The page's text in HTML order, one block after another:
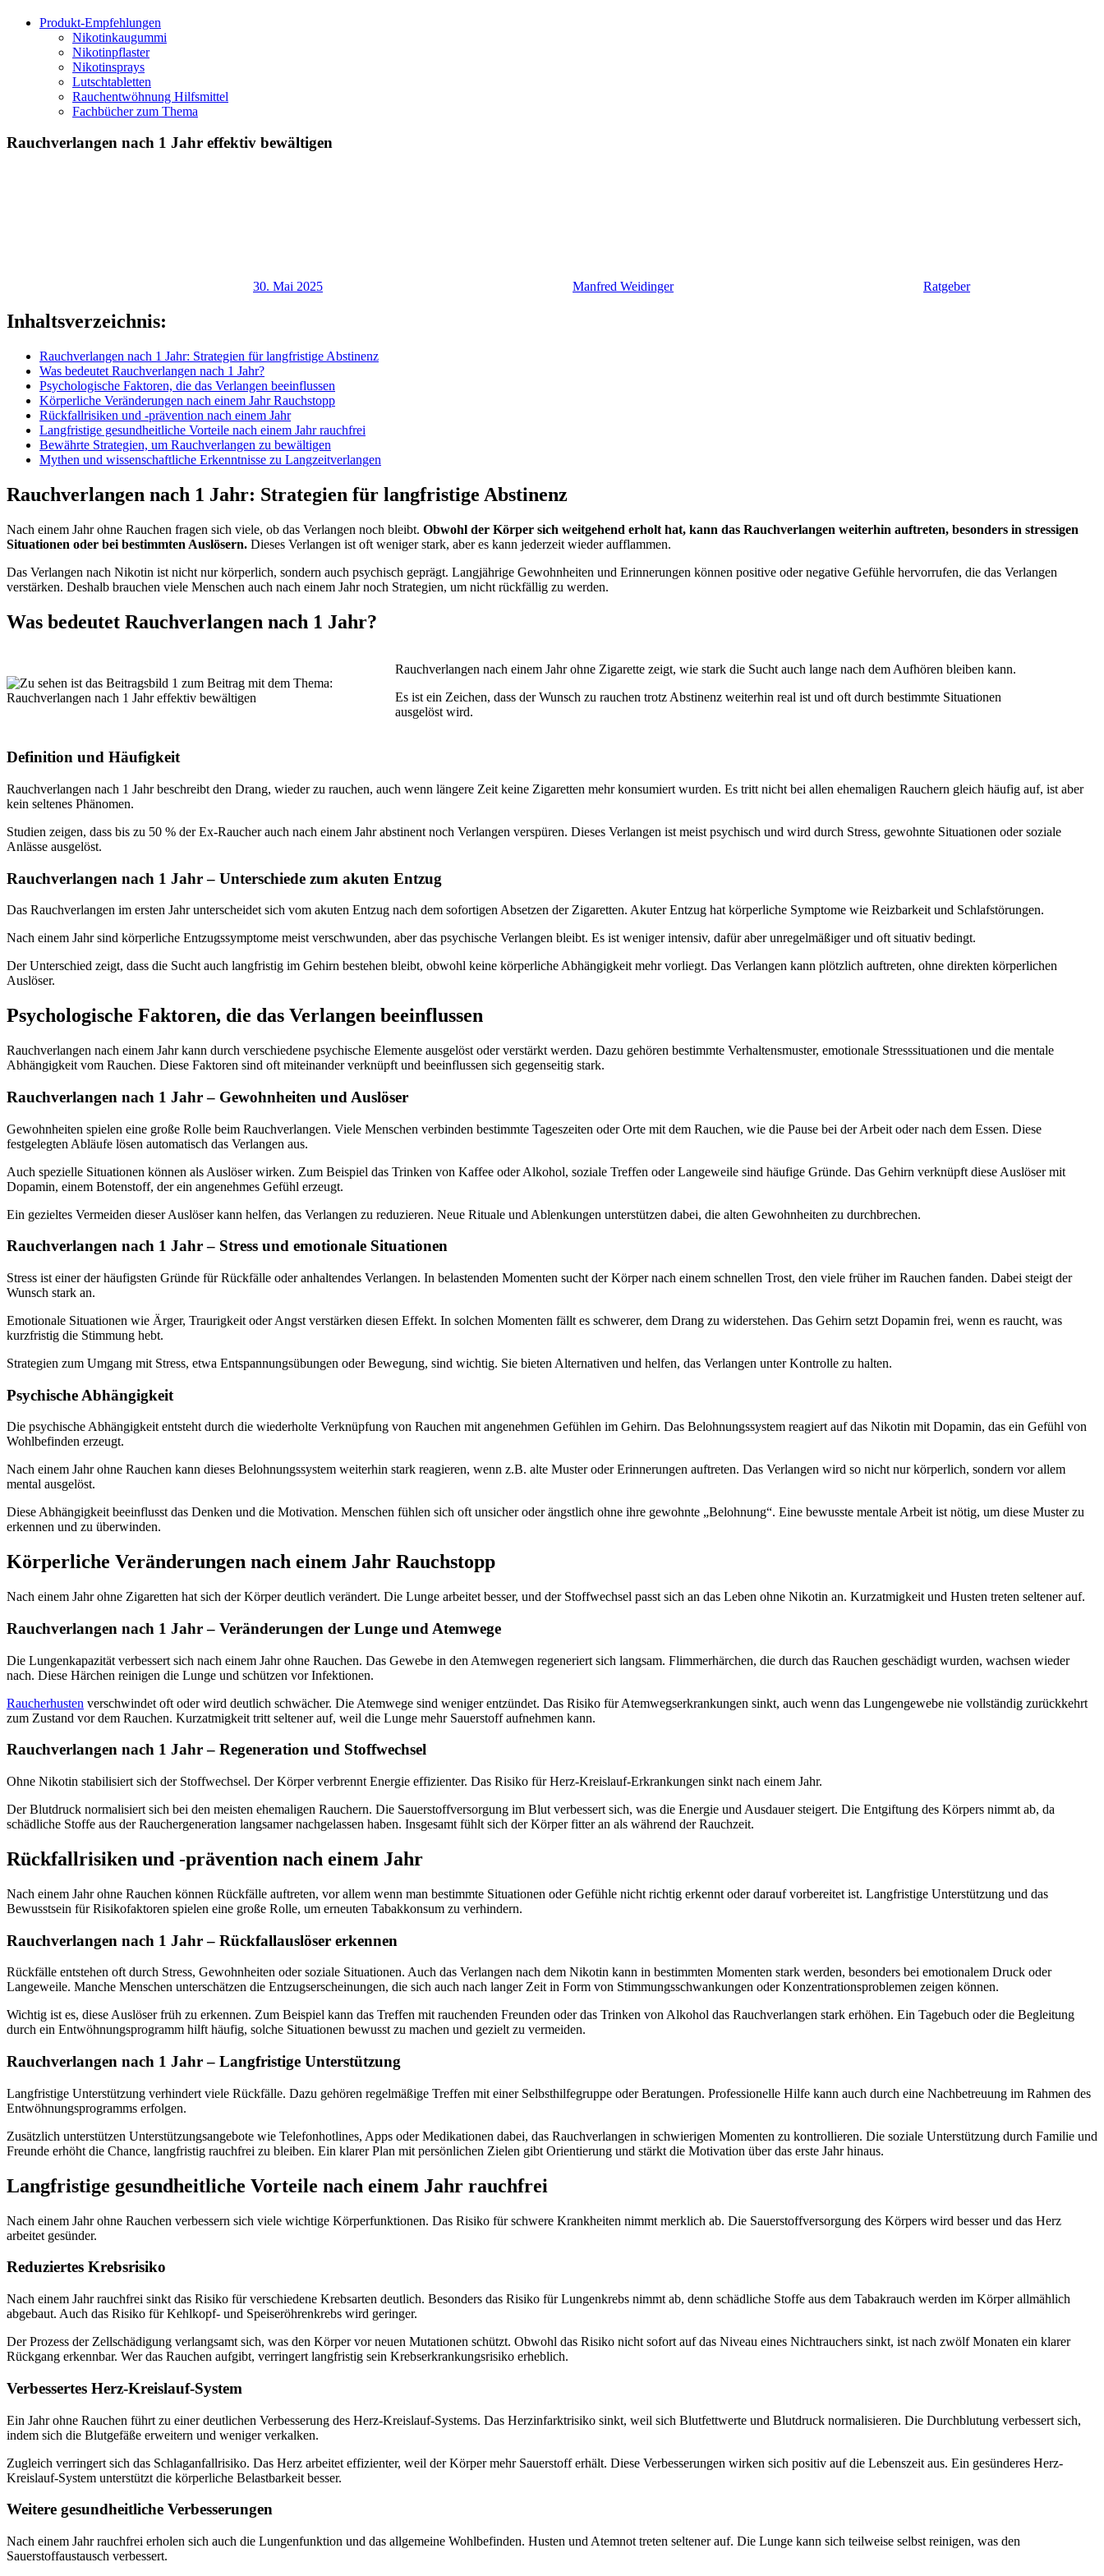
Produkt-Empfehlungen
Nikotinkaugummi
Nikotinpflaster
Nikotinsprays
Lutschtabletten
Rauchentwöhnung Hilfsmittel
Fachbücher zum Thema
Rauchverlangen nach 1 Jahr effektiv bewältigen
30. Mai 2025 Manfred Weidinger Ratgeber
Inhaltsverzeichnis:
Rauchverlangen nach 1 Jahr: Strategien für langfristige Abstinenz
Was bedeutet Rauchverlangen nach 1 Jahr?
Psychologische Faktoren, die das Verlangen beeinflussen
Körperliche Veränderungen nach einem Jahr Rauchstopp
Rückfallrisiken und -prävention nach einem Jahr
Langfristige gesundheitliche Vorteile nach einem Jahr rauchfrei
Bewährte Strategien, um Rauchverlangen zu bewältigen
Mythen und wissenschaftliche Erkenntnisse zu Langzeitverlangen
Rauchverlangen nach 1 Jahr: Strategien für langfristige Abstinenz
Nach einem Jahr ohne Rauchen fragen sich viele, ob das Verlangen noch bleibt. Obwohl der Körper sich weitgehend erholt hat, kann das Rauchverlangen weiterhin auftreten, besonders in stressigen
Situationen oder bei bestimmten Auslösern. Dieses Verlangen ist oft weniger stark, aber es kann jederzeit wieder aufflammen.
Das Verlangen nach Nikotin ist nicht nur körperlich, sondern auch psychisch geprägt. Langjährige Gewohnheiten und Erinnerungen können positive oder negative Gefühle hervorrufen, die das Verlangen
verstärken. Deshalb brauchen viele Menschen auch nach einem Jahr noch Strategien, um nicht rückfällig zu werden.
Was bedeutet Rauchverlangen nach 1 Jahr?
Rauchverlangen nach einem Jahr ohne Zigarette zeigt, wie stark die Sucht auch lange nach dem Aufhören bleiben kann.
Es ist ein Zeichen, dass der Wunsch zu rauchen trotz Abstinenz weiterhin real ist und oft durch bestimmte Situationen
ausgelöst wird.
Definition und Häufigkeit
Rauchverlangen nach 1 Jahr beschreibt den Drang, wieder zu rauchen, auch wenn längere Zeit keine Zigaretten mehr konsumiert wurden. Es tritt nicht bei allen ehemaligen Rauchern gleich häufig auf, ist aber
kein seltenes Phänomen.
Studien zeigen, dass bis zu 50 % der Ex-Raucher auch nach einem Jahr abstinent noch Verlangen verspüren. Dieses Verlangen ist meist psychisch und wird durch Stress, gewohnte Situationen oder soziale
Anlässe ausgelöst.
Rauchverlangen nach 1 Jahr – Unterschiede zum akuten Entzug
Das Rauchverlangen im ersten Jahr unterscheidet sich vom akuten Entzug nach dem sofortigen Absetzen der Zigaretten. Akuter Entzug hat körperliche Symptome wie Reizbarkeit und Schlafstörungen.
Nach einem Jahr sind körperliche Entzugssymptome meist verschwunden, aber das psychische Verlangen bleibt. Es ist weniger intensiv, dafür aber unregelmäßiger und oft situativ bedingt.
Der Unterschied zeigt, dass die Sucht auch langfristig im Gehirn bestehen bleibt, obwohl keine körperliche Abhängigkeit mehr vorliegt. Das Verlangen kann plötzlich auftreten, ohne direkten körperlichen
Auslöser.
Psychologische Faktoren, die das Verlangen beeinflussen
Rauchverlangen nach einem Jahr kann durch verschiedene psychische Elemente ausgelöst oder verstärkt werden. Dazu gehören bestimmte Verhaltensmuster, emotionale Stresssituationen und die mentale
Abhängigkeit vom Rauchen. Diese Faktoren sind oft miteinander verknüpft und beeinflussen sich gegenseitig stark.
Rauchverlangen nach 1 Jahr – Gewohnheiten und Auslöser
Gewohnheiten spielen eine große Rolle beim Rauchverlangen. Viele Menschen verbinden bestimmte Tageszeiten oder Orte mit dem Rauchen, wie die Pause bei der Arbeit oder nach dem Essen. Diese
festgelegten Abläufe lösen automatisch das Verlangen aus.
Auch spezielle Situationen können als Auslöser wirken. Zum Beispiel das Trinken von Kaffee oder Alkohol, soziale Treffen oder Langeweile sind häufige Gründe. Das Gehirn verknüpft diese Auslöser mit
Dopamin, einem Botenstoff, der ein angenehmes Gefühl erzeugt.
Ein gezieltes Vermeiden dieser Auslöser kann helfen, das Verlangen zu reduzieren. Neue Rituale und Ablenkungen unterstützen dabei, die alten Gewohnheiten zu durchbrechen.
Rauchverlangen nach 1 Jahr – Stress und emotionale Situationen
Stress ist einer der häufigsten Gründe für Rückfälle oder anhaltendes Verlangen. In belastenden Momenten sucht der Körper nach einem schnellen Trost, den viele früher im Rauchen fanden. Dabei steigt der
Wunsch stark an.
Emotionale Situationen wie Ärger, Traurigkeit oder Angst verstärken diesen Effekt. In solchen Momenten fällt es schwerer, dem Drang zu widerstehen. Das Gehirn setzt Dopamin frei, wenn es raucht, was
kurzfristig die Stimmung hebt.
Strategien zum Umgang mit Stress, etwa Entspannungsübungen oder Bewegung, sind wichtig. Sie bieten Alternativen und helfen, das Verlangen unter Kontrolle zu halten.
Psychische Abhängigkeit
Die psychische Abhängigkeit entsteht durch die wiederholte Verknüpfung von Rauchen mit angenehmen Gefühlen im Gehirn. Das Belohnungssystem reagiert auf das Nikotin mit Dopamin, das ein Gefühl von
Wohlbefinden erzeugt.
Nach einem Jahr ohne Rauchen kann dieses Belohnungssystem weiterhin stark reagieren, wenn z.B. alte Muster oder Erinnerungen auftreten. Das Verlangen wird so nicht nur körperlich, sondern vor allem
mental ausgelöst.
Diese Abhängigkeit beeinflusst das Denken und die Motivation. Menschen fühlen sich oft unsicher oder ängstlich ohne ihre gewohnte „Belohnung“. Eine bewusste mentale Arbeit ist nötig, um diese Muster zu
erkennen und zu überwinden.
Körperliche Veränderungen nach einem Jahr Rauchstopp
Nach einem Jahr ohne Zigaretten hat sich der Körper deutlich verändert. Die Lunge arbeitet besser, und der Stoffwechsel passt sich an das Leben ohne Nikotin an. Kurzatmigkeit und Husten treten seltener auf.
Rauchverlangen nach 1 Jahr – Veränderungen der Lunge und Atemwege
Die Lungenkapazität verbessert sich nach einem Jahr ohne Rauchen. Das Gewebe in den Atemwegen regeneriert sich langsam. Flimmerhärchen, die durch das Rauchen geschädigt wurden, wachsen wieder
nach. Diese Härchen reinigen die Lunge und schützen vor Infektionen.
Raucherhusten verschwindet oft oder wird deutlich schwächer. Die Atemwege sind weniger entzündet. Das Risiko für Atemwegserkrankungen sinkt, auch wenn das Lungengewebe nie vollständig zurückkehrt
zum Zustand vor dem Rauchen. Kurzatmigkeit tritt seltener auf, weil die Lunge mehr Sauerstoff aufnehmen kann.
Rauchverlangen nach 1 Jahr – Regeneration und Stoffwechsel
Ohne Nikotin stabilisiert sich der Stoffwechsel. Der Körper verbrennt Energie effizienter. Das Risiko für Herz-Kreislauf-Erkrankungen sinkt nach einem Jahr.
Der Blutdruck normalisiert sich bei den meisten ehemaligen Rauchern. Die Sauerstoffversorgung im Blut verbessert sich, was die Energie und Ausdauer steigert. Die Entgiftung des Körpers nimmt ab, da
schädliche Stoffe aus der Rauchergeneration langsamer nachgelassen haben. Insgesamt fühlt sich der Körper fitter an als während der Rauchzeit.
Rückfallrisiken und -prävention nach einem Jahr
Nach einem Jahr ohne Rauchen können Rückfälle auftreten, vor allem wenn man bestimmte Situationen oder Gefühle nicht richtig erkennt oder darauf vorbereitet ist. Langfristige Unterstützung und das
Bewusstsein für Risikofaktoren spielen eine große Rolle, um erneuten Tabakkonsum zu verhindern.
Rauchverlangen nach 1 Jahr – Rückfallauslöser erkennen
Rückfälle entstehen oft durch Stress, Gewohnheiten oder soziale Situationen. Auch das Verlangen nach dem Nikotin kann in bestimmten Momenten stark werden, besonders bei emotionalem Druck oder
Langeweile. Manche Menschen unterschätzen die Entzugserscheinungen, die sich auch nach langer Zeit in Form von Stimmungsschwankungen oder Konzentrationsproblemen zeigen können.
Wichtig ist es, diese Auslöser früh zu erkennen. Zum Beispiel kann das Treffen mit rauchenden Freunden oder das Trinken von Alkohol das Rauchverlangen stark erhöhen. Ein Tagebuch oder die Begleitung
durch ein Entwöhnungsprogramm hilft häufig, solche Situationen bewusst zu machen und gezielt zu vermeiden.
Rauchverlangen nach 1 Jahr – Langfristige Unterstützung
Langfristige Unterstützung verhindert viele Rückfälle. Dazu gehören regelmäßige Treffen mit einer Selbsthilfegruppe oder Beratungen. Professionelle Hilfe kann auch durch eine Nachbetreuung im Rahmen des
Entwöhnungsprogramms erfolgen.
Zusätzlich unterstützen Unterstützungsangebote wie Telefonhotlines, Apps oder Medikationen dabei, das Rauchverlangen in schwierigen Momenten zu kontrollieren. Die soziale Unterstützung durch Familie und
Freunde erhöht die Chance, langfristig rauchfrei zu bleiben. Ein klarer Plan mit persönlichen Zielen gibt Orientierung und stärkt die Motivation über das erste Jahr hinaus.
Langfristige gesundheitliche Vorteile nach einem Jahr rauchfrei
Nach einem Jahr ohne Rauchen verbessern sich viele wichtige Körperfunktionen. Das Risiko für schwere Krankheiten nimmt merklich ab. Die Sauerstoffversorgung des Körpers wird besser und das Herz
arbeitet gesünder.
Reduziertes Krebsrisiko
Nach einem Jahr rauchfrei sinkt das Risiko für verschiedene Krebsarten deutlich. Besonders das Risiko für Lungenkrebs nimmt ab, denn schädliche Stoffe aus dem Tabakrauch werden im Körper allmählich
abgebaut. Auch das Risiko für Kehlkopf- und Speiseröhrenkrebs wird geringer.
Der Prozess der Zellschädigung verlangsamt sich, was den Körper vor neuen Mutationen schützt. Obwohl das Risiko nicht sofort auf das Niveau eines Nichtrauchers sinkt, ist nach zwölf Monaten ein klarer
Rückgang erkennbar. Wer das Rauchen aufgibt, verringert langfristig sein Krebserkrankungsrisiko erheblich.
Verbessertes Herz-Kreislauf-System
Ein Jahr ohne Rauchen führt zu einer deutlichen Verbesserung des Herz-Kreislauf-Systems. Das Herzinfarktrisiko sinkt, weil sich Blutfettwerte und Blutdruck normalisieren. Die Durchblutung verbessert sich,
indem sich die Blutgefäße erweitern und weniger verkalken.
Zugleich verringert sich das Schlaganfallrisiko. Das Herz arbeitet effizienter, weil der Körper mehr Sauerstoff erhält. Diese Verbesserungen wirken sich positiv auf die Lebenszeit aus. Ein gesünderes Herz-
Kreislauf-System unterstützt die körperliche Belastbarkeit besser.
Weitere gesundheitliche Verbesserungen
Nach einem Jahr rauchfrei erholen sich auch die Lungenfunktion und das allgemeine Wohlbefinden. Husten und Atemnot treten seltener auf. Die Lunge kann sich teilweise selbst reinigen, was den
Sauerstoffaustausch verbessert.